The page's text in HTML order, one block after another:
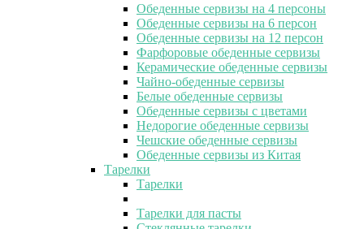
Обеденные сервизы на 4 персоны
Обеденные сервизы на 6 персон
Обеденные сервизы на 12 персон
Фарфоровые обеденные сервизы
Керамические обеденные сервизы
Чайно-обеденные сервизы
Белые обеденные сервизы
Обеденные сервизы с цветами
Недорогие обеденные сервизы
Чешские обеденные сервизы
Обеденные сервизы из Китая
Тарелки
Тарелки
Тарелки для пасты